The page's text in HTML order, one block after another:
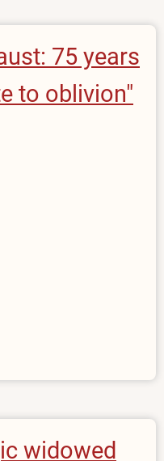
75 years
to oblivion"
widowed